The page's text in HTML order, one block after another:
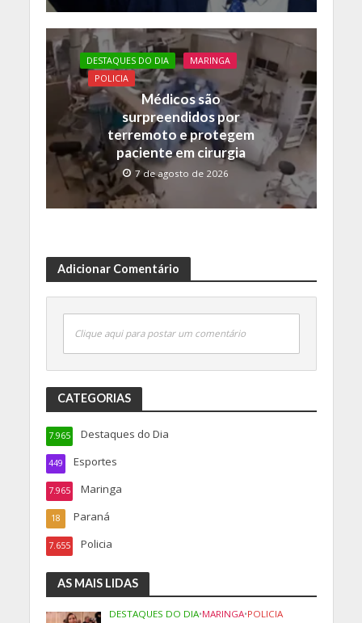
DESTAQUES DO DIA
MARINGA
POLICIA
Médicos são
surpreendidos por
terremoto e protegem
paciente em cirurgia
7 de agosto de 2026
Adicionar Comentário
Clique aqui para postar um comentário
CATEGORIAS
Destaques do Dia
7.965
Esportes
449
Maringa
7.965
Paraná
18
Policia
7.655
AS MAIS LIDAS
DESTAQUES DO DIA•MARINGA•POLICIA